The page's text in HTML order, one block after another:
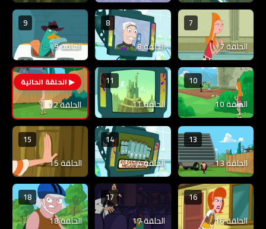
7
الحلقة 7
8
الحلقة 8
9
الحلقة 9
10
الحلقة 10
11
الحلقة 11
12
الحلقة 12
13
الحلقة 13
14
الحلقة 14
15
الحلقة 15
16
الحلقة 16
17
الحلقة 17
18
الحلقة 18